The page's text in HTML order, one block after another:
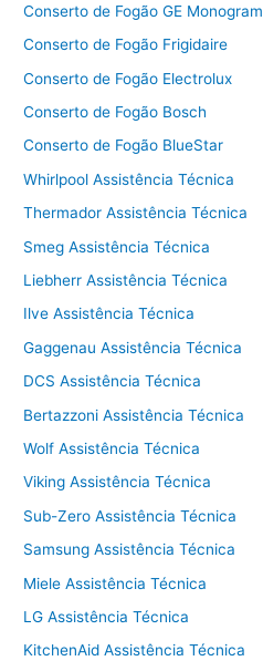
Conserto de Fogão GE Monogram
Conserto de Fogão Frigidaire
Conserto de Fogão Electrolux
Conserto de Fogão Bosch
Conserto de Fogão BlueStar
Whirlpool Assistência Técnica
Thermador Assistência Técnica
Smeg Assistência Técnica
Liebherr Assistência Técnica
Ilve Assistência Técnica
Gaggenau Assistência Técnica
DCS Assistência Técnica
Bertazzoni Assistência Técnica
Wolf Assistência Técnica
Viking Assistência Técnica
Sub-Zero Assistência Técnica
Samsung Assistência Técnica
Miele Assistência Técnica
LG Assistência Técnica
KitchenAid Assistência Técnica